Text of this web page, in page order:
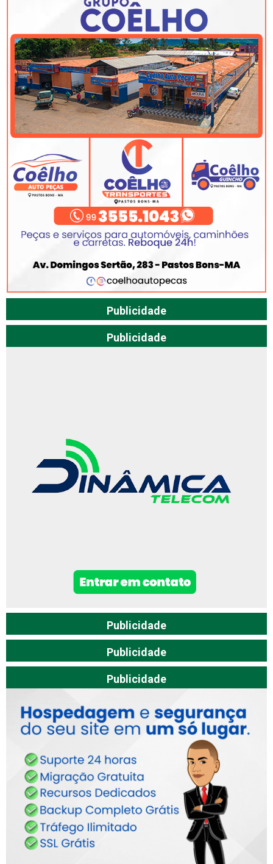
Publicidade
Publicidade
Publicidade
Publicidade
Publicidade